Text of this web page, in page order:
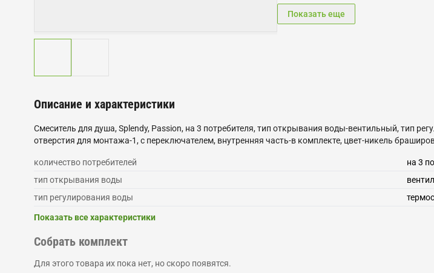
Показать еще
Описание и характеристики
Смеситель для душа, Splendy, Passion, на 3 потребителя, тип открывания воды-вентильный, тип
отверстия для монтажа-1, с переключателем, внутренняя часть-в комплекте, цвет-никель
количество потребителей
на 3
тип открывания воды
тип регулирования воды
Показать все характеристики
Собрать комплект
Для этого товара их пока нет, но скоро появятся.